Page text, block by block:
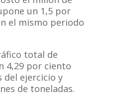
un 1,5 por
el mismo periodo
total de
4,29 por ciento
del ejercicio y
de toneladas.